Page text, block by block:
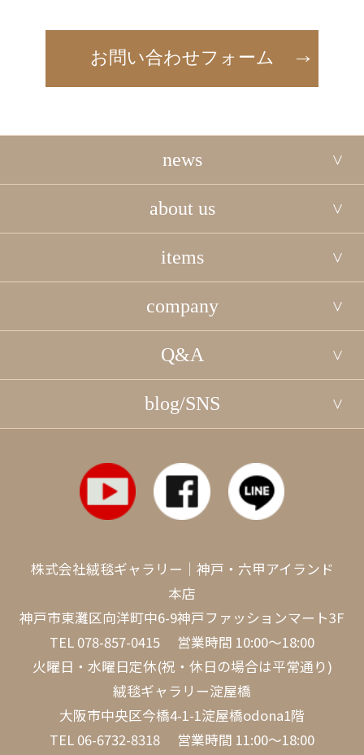
お問い合わせフォーム
news
about us
items
company
Q&A
blog/SNS
株式会社絨毯ギャラリー｜神戸・六甲アイランド
本店
神戸市東灘区向洋町中6-9神戸ファッションマート3F
TEL 078-857-0415 営業時間 10:00～18:00
火曜日・水曜日定休(祝・休日の場合は平常通り)
絨毯ギャラリー淀屋橋
大阪市中央区今橋4-1-1淀屋橋odona1階
TEL 06-6732-8318 営業時間 11:00～18:00